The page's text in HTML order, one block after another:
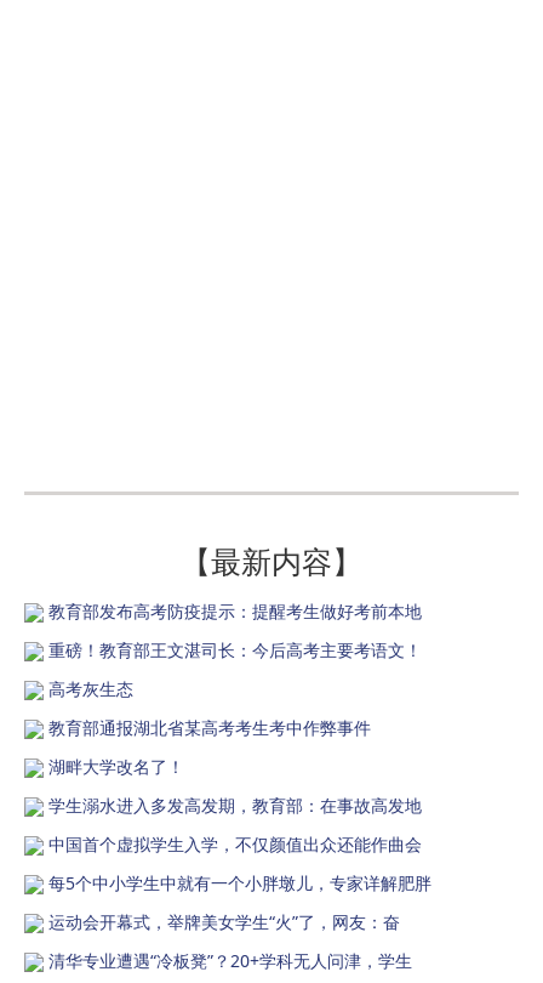
【最新内容】
教育部发布高考防疫提示：提醒考生做好考前本地
重磅！教育部王文湛司长：今后高考主要考语文！
高考灰生态
教育部通报湖北省某高考考生考中作弊事件
湖畔大学改名了！
学生溺水进入多发高发期，教育部：在事故高发地
中国首个虚拟学生入学，不仅颜值出众还能作曲会
每5个中小学生中就有一个小胖墩儿，专家详解肥胖
运动会开幕式，举牌美女学生“火”了，网友：奋
清华专业遭遇“冷板凳”？20+学科无人问津，学生